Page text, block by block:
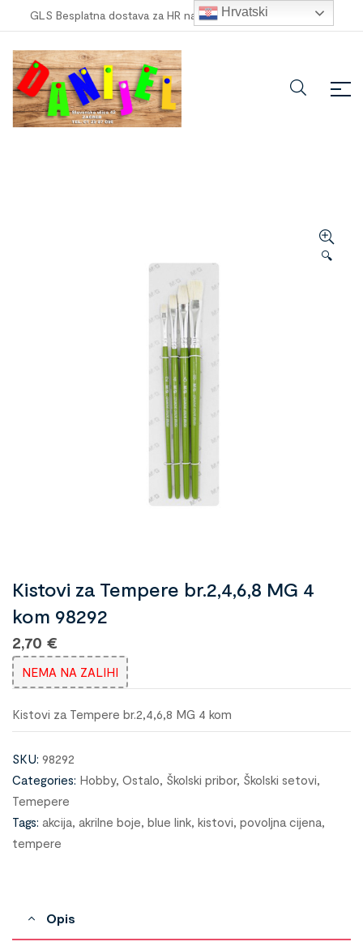
GLS Besplatna dostava za HR narudžbe veće od 100,00 €
🔍
Kistovi za Tempere br.2,4,6,8 MG 4
kom 98292
2,70 €
NEMA NA ZALIHI
Kistovi za Tempere br.2,4,6,8 MG 4 kom
SKU: 98292
Categories: Hobby, Ostalo, Školski pribor, Školski setovi,
Temepere
Tags: akcija, akrilne boje, blue link, kistovi, povoljna cijena,
tempere
Opis
Hrvatski